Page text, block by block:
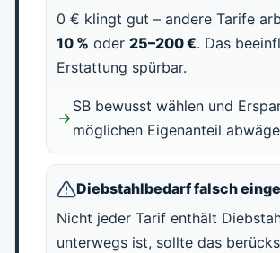
0 € klingt gut – andere Tarife
10 % oder 25–200 €. Das
Erstattung spürbar.
SB bewusst wählen und
möglichen Eigenanteil
Diebstahlbedarf falsch
Nicht jeder Tarif enthält
unterwegs ist, sollte das